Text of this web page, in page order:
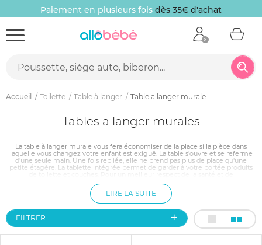
Paiement en plusieurs fois dès 35€ d'achat
Accueil Toilette Table à langer Table a langer murale
Tables a langer murales
La table à langer murale vous fera économiser de la place si la pièce dans
laquelle vous changez votre enfant est exiguë. La table s'ouvre et se referme
d'une seule main. Une fois repliée, elle ne prend pas plus de place qu'une
petite étagère. La tablette intégrée permet de garder à votre portée produits
LIRE LA SUITE
FILTRER